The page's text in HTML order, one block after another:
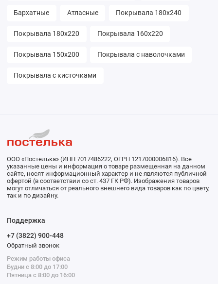
Бархатные Атласные Покрывала 180х240
Покрывала 180х220 Покрывала 160х220
Покрывала 150х200 Покрывала с наволочками
Покрывала с кисточками
ООО «Постелька» (ИНН 7017486222, ОГРН 1217000006816). Все
указанные цены и информация о товаре размещенная на данном
сайте, носят информационный характер и не являются публичной
офертой (в соответствии со ст. 437 ГК РФ). Изображения товаров
могут отличаться от реального внешнего вида товаров как по цвету,
так и по дизайну.
Поддержка
+7 (3822) 900-448
Обратный звонок
Режим работы офиса
Будни с 8:00 до 17:00
Пятница с 8:00 до 16:00